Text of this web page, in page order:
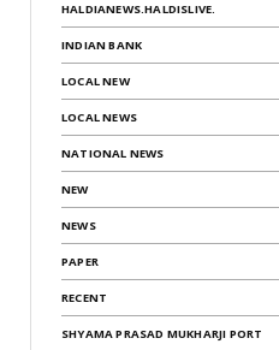
HALDIANEWS.HALDISLIVE.
INDIAN BANK
LOCAL NEW
LOCAL NEWS
NATIONAL NEWS
NEW
NEWS
PAPER
RECENT
SHYAMA PRASAD MUKHARJI PORT